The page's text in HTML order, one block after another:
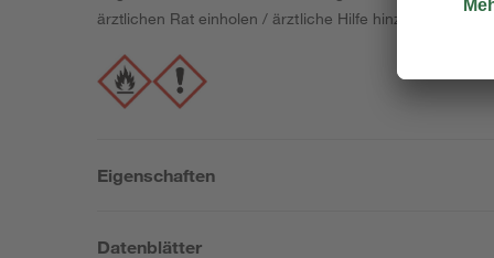
ärztlichen Rat einholen / ärztliche Hilfe hinzuziehen.
Eigenschaften
Datenblätter